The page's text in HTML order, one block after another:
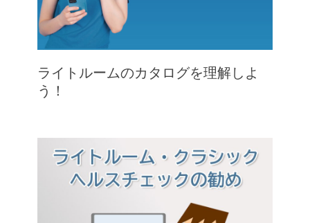
ライトルームのカタログを理解しよ
う！